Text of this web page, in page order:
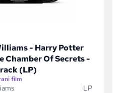
- Harry Potter
Chamber Of Secrets -
(LP)
film
LP